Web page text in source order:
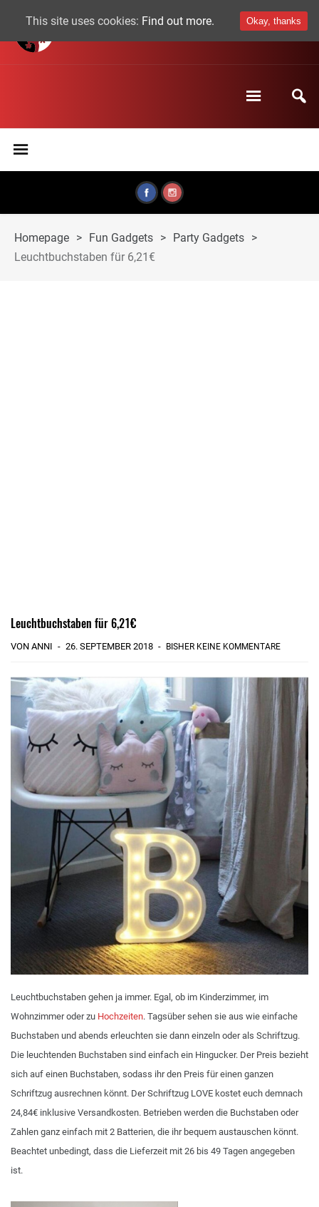
Homepage > Fun Gadgets > Party Gadgets >
Leuchtbuchstaben für 6,21€
Leuchtbuchstaben für 6,21€
VON ANNI 26. SEPTEMBER 2018 BISHER KEINE KOMMENTARE
Leuchtbuchstaben gehen ja immer. Egal, ob im Kinderzimmer, im
Wohnzimmer oder zu Hochzeiten. Tagsüber sehen sie aus wie einfache
Buchstaben und abends erleuchten sie dann einzeln oder als Schriftzug.
Die leuchtenden Buchstaben sind einfach ein Hingucker. Der Preis bezieht
sich auf einen Buchstaben, sodass ihr den Preis für einen ganzen
Schriftzug ausrechnen könnt. Der Schriftzug LOVE kostet euch demnach
24,84€ inklusive Versandkosten. Betrieben werden die Buchstaben oder
Zahlen ganz einfach mit 2 Batterien, die ihr bequem austauschen könnt.
Beachtet unbedingt, dass die Lieferzeit mit 26 bis 49 Tagen angegeben
ist.
This site uses cookies: Find out more. Okay, thanks